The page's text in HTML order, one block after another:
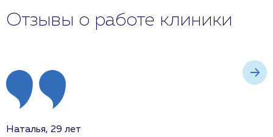
Отзывы о работе клиники
Наталья, 29 лет